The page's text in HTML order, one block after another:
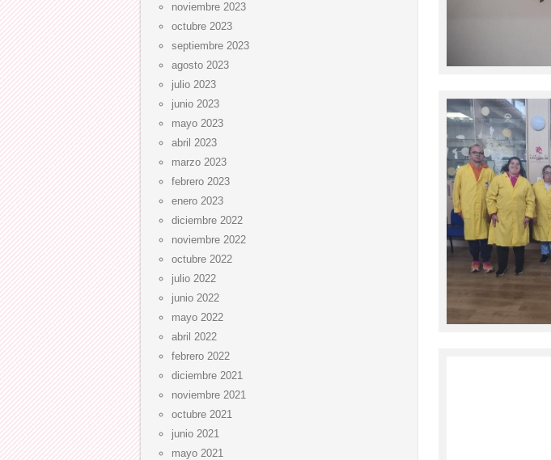
noviembre 2023
octubre 2023
septiembre 2023
agosto 2023
julio 2023
junio 2023
mayo 2023
abril 2023
marzo 2023
febrero 2023
enero 2023
diciembre 2022
noviembre 2022
octubre 2022
julio 2022
junio 2022
mayo 2022
abril 2022
febrero 2022
diciembre 2021
noviembre 2021
octubre 2021
junio 2021
mayo 2021